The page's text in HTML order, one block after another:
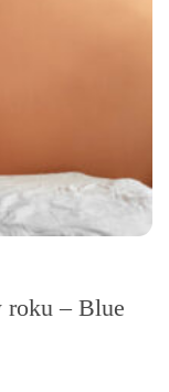
roku – Blue